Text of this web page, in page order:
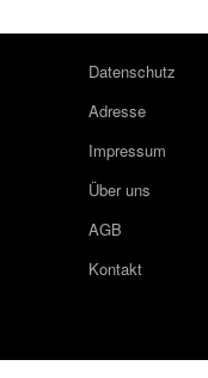
Datenschutz
Adresse
Impressum
Über uns
AGB
Kontakt